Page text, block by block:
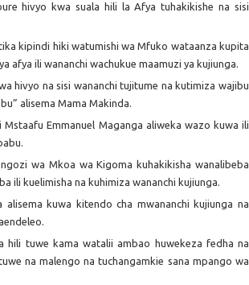
hivyo kwa suala hili la Afya tuhakikishe na sisi
kipindi hiki watumishi wa Mfuko wataanza kupita
afya ili wananchi wachukue maamuzi ya kujiunga.
hivyo na sisi wananchi tujitume na kutimiza wajibu
alisema Mama Makinda.
Emmanuel Maganga aliweka wazo kuwa ili
wa Mkoa wa Kigoma kuhakikisha wanalibeba
ili kuelimisha na kuhimiza wananchi kujiunga.
kuwa kitendo cha mwananchi kujiunga na
hili tuwe kama watalii ambao huwekeza fedha na
na malengo na tuchangamkie sana mpango wa